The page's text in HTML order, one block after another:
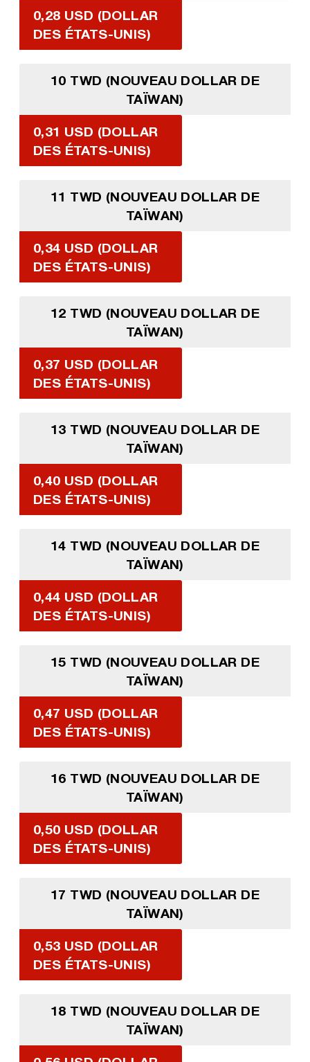
0,28 USD (DOLLAR
DES ÉTATS-UNIS)
10 TWD (NOUVEAU DOLLAR DE
TAÏWAN)
0,31 USD (DOLLAR
DES ÉTATS-UNIS)
11 TWD (NOUVEAU DOLLAR DE
TAÏWAN)
0,34 USD (DOLLAR
DES ÉTATS-UNIS)
12 TWD (NOUVEAU DOLLAR DE
TAÏWAN)
0,37 USD (DOLLAR
DES ÉTATS-UNIS)
13 TWD (NOUVEAU DOLLAR DE
TAÏWAN)
0,40 USD (DOLLAR
DES ÉTATS-UNIS)
14 TWD (NOUVEAU DOLLAR DE
TAÏWAN)
0,44 USD (DOLLAR
DES ÉTATS-UNIS)
15 TWD (NOUVEAU DOLLAR DE
TAÏWAN)
0,47 USD (DOLLAR
DES ÉTATS-UNIS)
16 TWD (NOUVEAU DOLLAR DE
TAÏWAN)
0,50 USD (DOLLAR
DES ÉTATS-UNIS)
17 TWD (NOUVEAU DOLLAR DE
TAÏWAN)
0,53 USD (DOLLAR
DES ÉTATS-UNIS)
18 TWD (NOUVEAU DOLLAR DE
TAÏWAN)